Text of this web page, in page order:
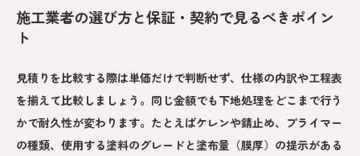
施工業者の選び方と保証・契約で見るべきポイン
ト
見積りを比較する際は単価だけで判断せず、仕様の内訳や工程表
を揃えて比較しましょう。同じ金額でも下地処理をどこまで行う
かで耐久性が変わります。たとえばケレンや錆止め、プライマー
の種類、使用する塗料のグレードと塗布量（膜厚）の提示がある